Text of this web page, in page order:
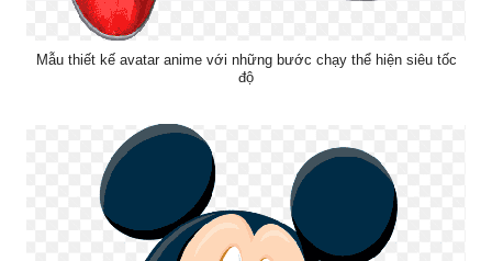
Mẫu thiết kế avatar anime với những bước chạy thể hiện siêu tốc
độ